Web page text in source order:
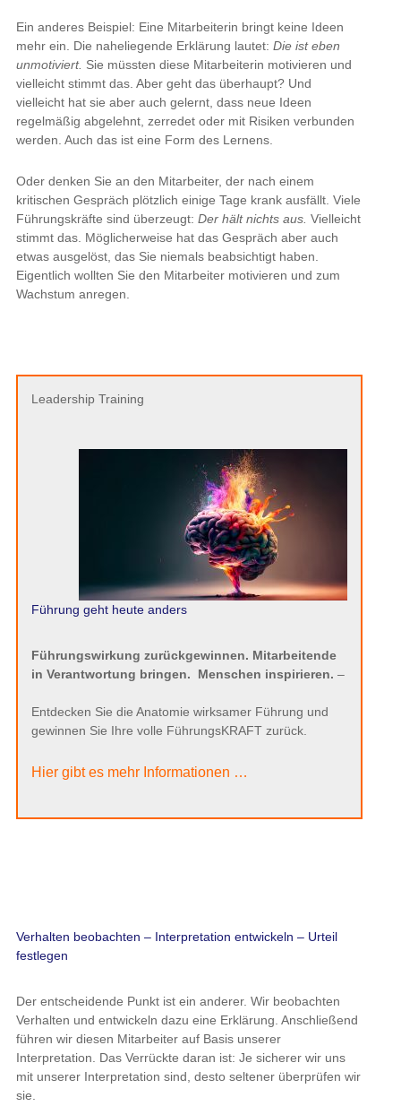
Ein anderes Beispiel: Eine Mitarbeiterin bringt keine Ideen
mehr ein. Die naheliegende Erklärung lautet: Die ist eben
unmotiviert. Sie müssten diese Mitarbeiterin motivieren und
vielleicht stimmt das. Aber geht das überhaupt? Und
vielleicht hat sie aber auch gelernt, dass neue Ideen
regelmäßig abgelehnt, zerredet oder mit Risiken verbunden
werden. Auch das ist eine Form des Lernens.
Oder denken Sie an den Mitarbeiter, der nach einem
kritischen Gespräch plötzlich einige Tage krank ausfällt. Viele
Führungskräfte sind überzeugt: Der hält nichts aus. Vielleicht
stimmt das. Möglicherweise hat das Gespräch aber auch
etwas ausgelöst, das Sie niemals beabsichtigt haben.
Eigentlich wollten Sie den Mitarbeiter motivieren und zum
Wachstum anregen.
Leadership Training
Führung geht heute anders
Führungswirkung zurückgewinnen. Mitarbeitende
in Verantwortung bringen. Menschen inspirieren. –
Entdecken Sie die Anatomie wirksamer Führung und
gewinnen Sie Ihre volle FührungsKRAFT zurück.
Hier gibt es mehr Informationen …
Verhalten beobachten – Interpretation entwickeln – Urteil
festlegen
Der entscheidende Punkt ist ein anderer. Wir beobachten
Verhalten und entwickeln dazu eine Erklärung. Anschließend
führen wir diesen Mitarbeiter auf Basis unserer
Interpretation. Das Verrückte daran ist: Je sicherer wir uns
mit unserer Interpretation sind, desto seltener überprüfen wir
sie.